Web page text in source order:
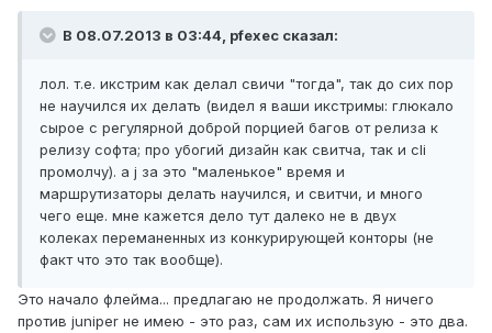
В 08.07.2013 в 03:44, pfexec сказал:
лол. т.е. икстрим как делал свичи "тогда", так до сих пор
не научился их делать (видел я ваши икстримы: глюкало
сырое с регулярной доброй порцией багов от релиза к
релизу софта; про убогий дизайн как свитча, так и cli
промолчу). а j за это "маленькое" время и
маршрутизаторы делать научился, и свитчи, и много
чего еще. мне кажется дело тут далеко не в двух
колеках переманенных из конкурирующей конторы (не
факт что это так вообще).
Это начало флейма... предлагаю не продолжать. Я ничего
против juniper не имею - это раз, сам их использую - это два.